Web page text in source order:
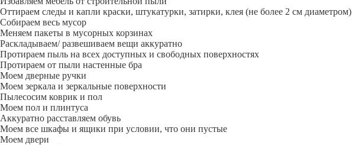
Оттираем следы и капли краски, штукатурки, затирки, клея (не более 2 см диаметром)
Собираем весь мусор
Меняем пакеты в мусорных корзинах
Раскладываем/ развешиваем вещи аккуратно
Протираем пыль на всех доступных и свободных поверхностях
Протираем от пыли настенные бра
Моем дверные ручки
Моем зеркала и зеркальные поверхности
Пылесосим коврик и пол
Моем пол и плинтуса
Аккуратно расставляем обувь
Моем все шкафы и ящики при условии, что они пустые
Моем двери